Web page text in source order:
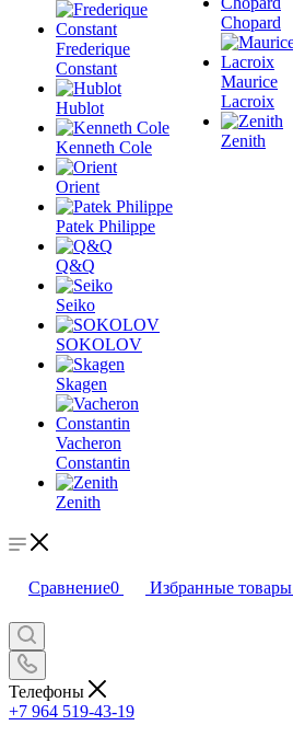
Frederique
Constant
Hublot
Kenneth Cole
Orient
Patek Philippe
Q&Q
Seiko
SOKOLOV
Skagen
Vacheron
Constantin
Zenith
Chopard
Maurice
Lacroix
Zenith
Сравнение0 Избранные товары
Телефоны
+7 964 519-43-19